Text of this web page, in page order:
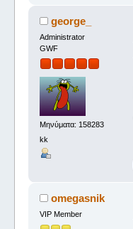
george_
Administrator
GWF
Μηνύματα: 158283
kk
omegasnik
VIP Member